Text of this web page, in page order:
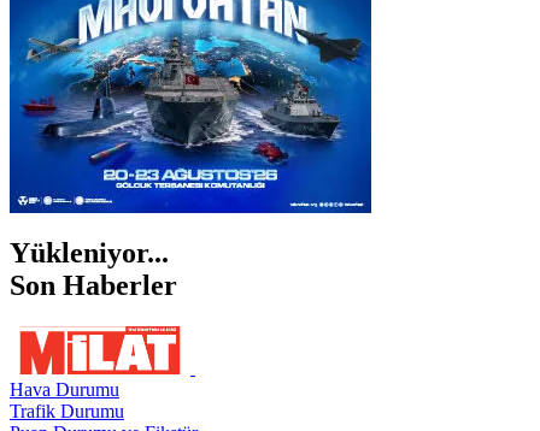
Yükleniyor...
Son Haberler
Hava Durumu
Trafik Durumu